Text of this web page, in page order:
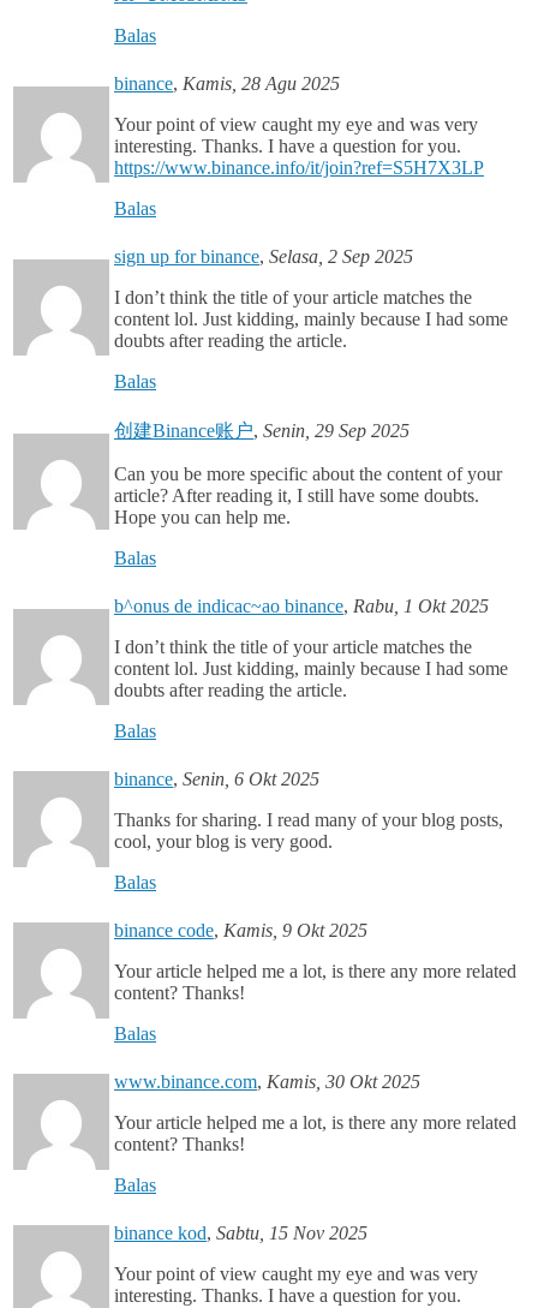
Balas
binance, Kamis, 28 Agu 2025
Your point of view caught my eye and was very
interesting. Thanks. I have a question for you.
https://www.binance.info/it/join?ref=S5H7X3LP
Balas
sign up for binance, Selasa, 2 Sep 2025
I don’t think the title of your article matches the
content lol. Just kidding, mainly because I had some
doubts after reading the article.
Balas
创建Binance账户, Senin, 29 Sep 2025
Can you be more specific about the content of your
article? After reading it, I still have some doubts.
Hope you can help me.
Balas
b^onus de indicac~ao binance, Rabu, 1 Okt 2025
I don’t think the title of your article matches the
content lol. Just kidding, mainly because I had some
doubts after reading the article.
Balas
binance, Senin, 6 Okt 2025
Thanks for sharing. I read many of your blog posts,
cool, your blog is very good.
Balas
binance code, Kamis, 9 Okt 2025
Your article helped me a lot, is there any more related
content? Thanks!
Balas
www.binance.com, Kamis, 30 Okt 2025
Your article helped me a lot, is there any more related
content? Thanks!
Balas
binance kod, Sabtu, 15 Nov 2025
Your point of view caught my eye and was very
interesting. Thanks. I have a question for you.